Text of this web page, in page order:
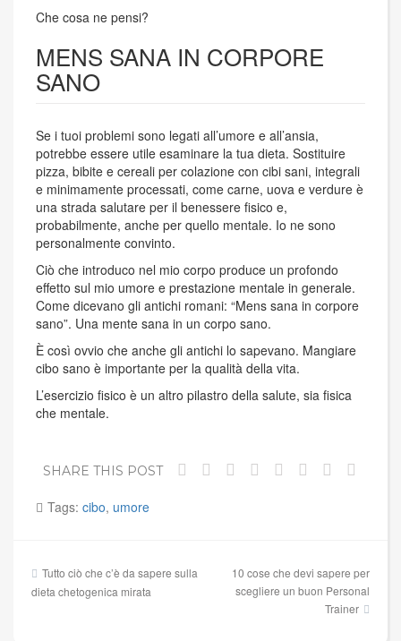
Che cosa ne pensi?
MENS SANA IN CORPORE
SANO
Se i tuoi problemi sono legati all’umore e all’ansia,
potrebbe essere utile esaminare la tua dieta. Sostituire
pizza, bibite e cereali per colazione con cibi sani, integrali
e minimamente processati, come carne, uova e verdure è
una strada salutare per il benessere fisico e,
probabilmente, anche per quello mentale. Io ne sono
personalmente convinto.
Ciò che introduco nel mio corpo produce un profondo
effetto sul mio umore e prestazione mentale in generale.
Come dicevano gli antichi romani: “Mens sana in corpore
sano”. Una mente sana in un corpo sano.
È così ovvio che anche gli antichi lo sapevano. Mangiare
cibo sano è importante per la qualità della vita.
L’esercizio fisico è un altro pilastro della salute, sia fisica
che mentale.
SHARE THIS POST
Tags: cibo, umore
Navigazione
articoli
Tutto ciò che c’è da sapere sulla
dieta chetogenica mirata
10 cose che devi sapere per
scegliere un buon Personal
Trainer